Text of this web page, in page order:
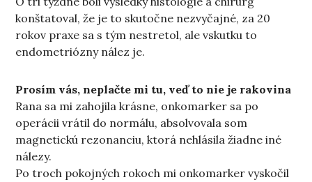
konštatoval, že je to skutočne nezvyčajné, za 20
rokov praxe sa s tým nestretol, ale vskutku to
endometriózny nález je.
Prosím vás, neplačte mi tu, veď to nie je rakovina
Rana sa mi zahojila krásne, onkomarker sa po
operácii vrátil do normálu, absolvovala som
magnetickú rezonanciu, ktorá nehlásila žiadne iné
nálezy.
Po troch pokojných rokoch mi onkomarker vyskočil